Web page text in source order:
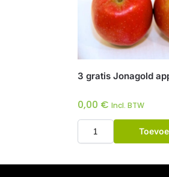
3 gratis Jonagold
0,00 € Incl. BTW